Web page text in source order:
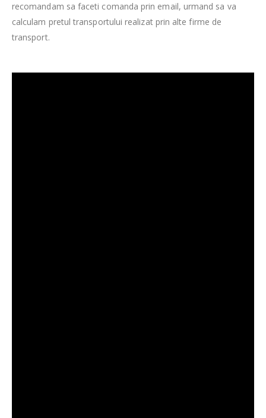
recomandam sa faceti comanda prin email, urmand sa va
calculam pretul transportului realizat prin alte firme de
transport.